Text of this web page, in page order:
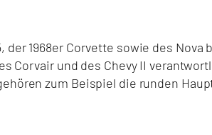
1968er Corvette sowie des
und des Chevy II
zum Beispiel die runden